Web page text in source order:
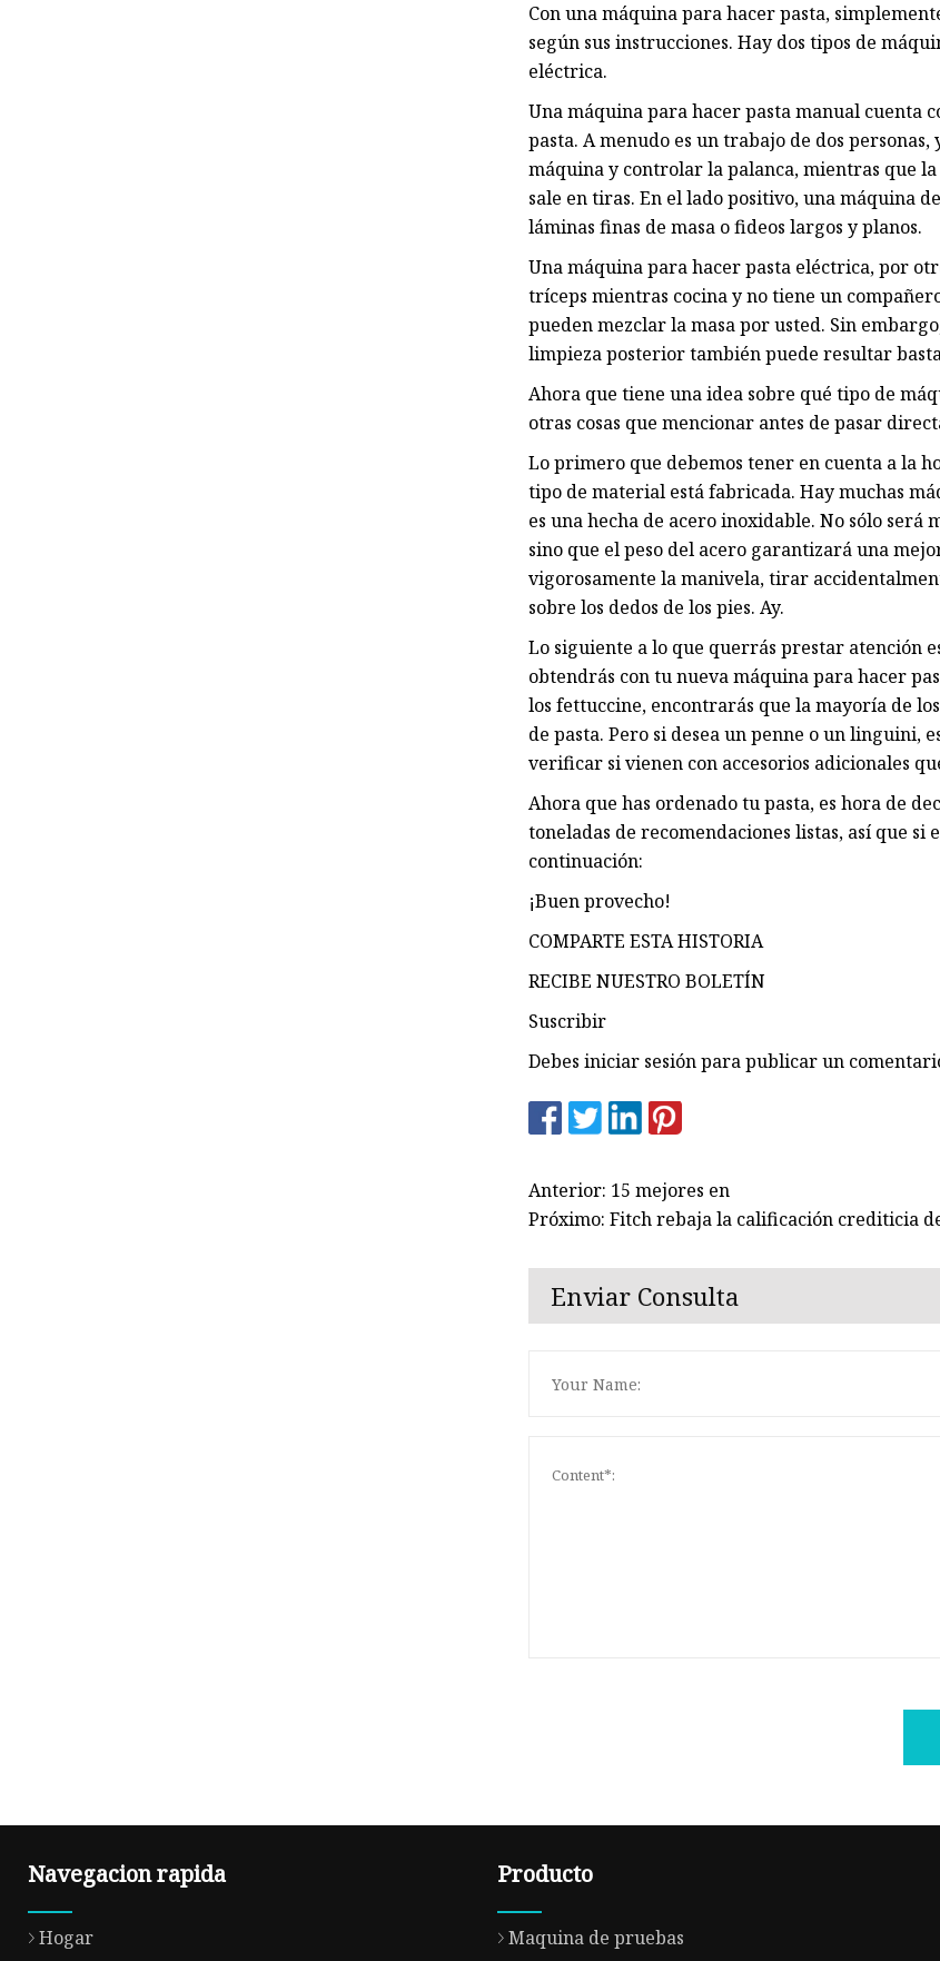
Con una máquina para hacer pasta,
según sus instrucciones. Hay dos tipos de
eléctrica.
Una máquina para hacer pasta manual cuenta
pasta. A menudo es un trabajo de dos
máquina y controlar la palanca, mientras que
sale en tiras. En el lado positivo, una máquina
láminas finas de masa o fideos largos y planos.
Una máquina para hacer pasta eléctrica, por
tríceps mientras cocina y no tiene un
pueden mezclar la masa por usted. Sin
limpieza posterior también puede resultar
Ahora que tiene una idea sobre qué tipo de
otras cosas que mencionar antes de pasar
Lo primero que debemos tener en cuenta a la
tipo de material está fabricada. Hay muchas
es una hecha de acero inoxidable. No sólo
sino que el peso del acero garantizará una
vigorosamente la manivela, tirar
sobre los dedos de los pies. Ay.
Lo siguiente a lo que querrás prestar atención
obtendrás con tu nueva máquina para hacer
los fettuccine, encontrarás que la mayoría de
de pasta. Pero si desea un penne o un linguini,
verificar si vienen con accesorios adicionales
Ahora que has ordenado tu pasta, es hora de
toneladas de recomendaciones listas, así que si
continuación:
¡Buen provecho!
COMPARTE ESTA HISTORIA
RECIBE NUESTRO BOLETÍN
Suscribir
Debes iniciar sesión para publicar un
Anterior: 15 mejores en
Próximo: Fitch rebaja la calificación crediticia
Enviar Consulta
Navegacion rapida
Hogar
Producto
Maquina de pruebas